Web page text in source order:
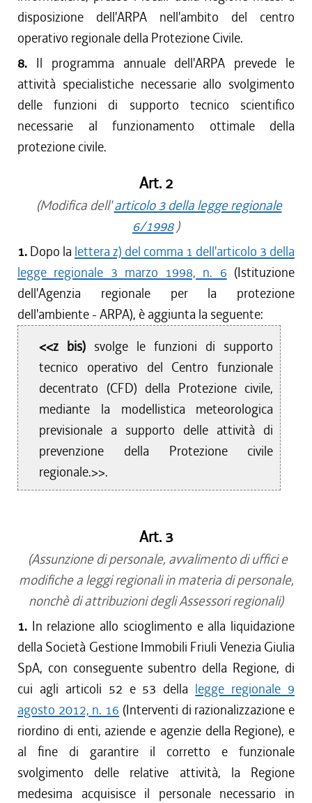
disposizione dell'ARPA nell'ambito del centro
operativo regionale della Protezione Civile.
8. Il programma annuale dell'ARPA prevede le
attività specialistiche necessarie allo svolgimento
delle funzioni di supporto tecnico scientifico
necessarie al funzionamento ottimale della
protezione civile.
Art. 2
(Modifica dell'articolo 3 della legge regionale
6/1998)
1. Dopo la lettera z) del comma 1 dell'articolo 3 della
legge regionale 3 marzo 1998, n. 6 (Istituzione
dell'Agenzia regionale per la protezione
dell'ambiente - ARPA), è aggiunta la seguente:
<<z bis) svolge le funzioni di supporto
tecnico operativo del Centro funzionale
decentrato (CFD) della Protezione civile,
mediante la modellistica meteorologica
previsionale a supporto delle attività di
prevenzione della Protezione civile
regionale.>>.
Art. 3
(Assunzione di personale, avvalimento di uffici e
modifiche a leggi regionali in materia di personale,
nonchè di attribuzioni degli Assessori regionali)
1. In relazione allo scioglimento e alla liquidazione
della Società Gestione Immobili Friuli Venezia Giulia
SpA, con conseguente subentro della Regione, di
cui agli articoli 52 e 53 della legge regionale 9
agosto 2012, n. 16 (Interventi di razionalizzazione e
riordino di enti, aziende e agenzie della Regione), e
al fine di garantire il corretto e funzionale
svolgimento delle relative attività, la Regione
medesima acquisisce il personale necessario in